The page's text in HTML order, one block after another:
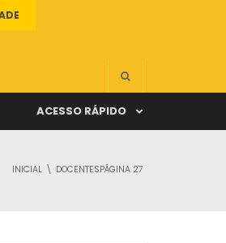
ACESSO RÁPIDO
INICIAL DOCENTESPÁGINA 27